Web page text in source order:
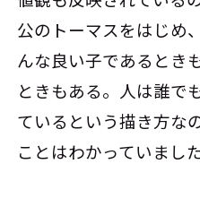
公のトーマスをはじめ
んな良い子であるとき
ときもある。人は誰で
ているという描き方な
ことはわかっていました